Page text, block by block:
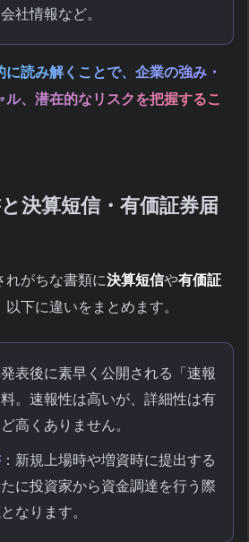
社情報など。
読み解くことで、企業の強み・
、潜在的なリスクを把握するこ
決算短信・有価証券届
れがちな書類に決算短信や有価証
以下に違いをまとめます。
表後に素早く公開される「速報
。速報性は高いが、詳細性は有
高くありません。
：新規上場時や増資時に提出する
に投資家から資金調達を行う際
なります。